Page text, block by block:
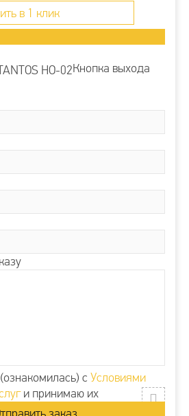
в 1 клик
Кнопка выхода
с Условиями
и принимаю их